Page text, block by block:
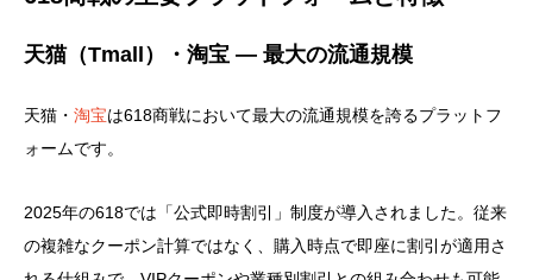
天猫（Tmall）・淘宝 ― 最大の流通規模
天猫・ 淘宝は618商戦において最大の流通規模を誇るプラットフ
ォームです。
2025年の618では「公式即時割引」制度が導入されました。従来
の複雑なクーポン計算ではなく、購入時点で即座に割引が適用さ